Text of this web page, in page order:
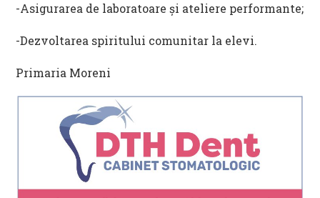
-Asigurarea de laboratoare şi ateliere performante;
-Dezvoltarea spiritului comunitar la elevi.
Primaria Moreni